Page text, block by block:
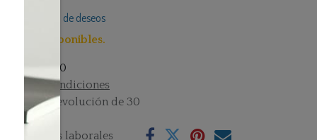
Añadir a lista de deseos
5 Uni disponibles.
: 5.0
y condiciones
de devolución de 30
2-3 días laborales